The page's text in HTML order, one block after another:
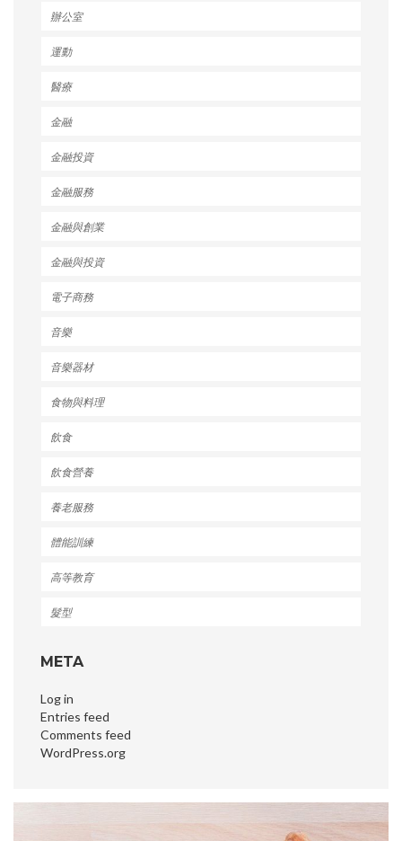
辦公室
運動
醫療
金融
金融投資
金融服務
金融與創業
金融與投資
電子商務
音樂
音樂器材
食物與料理
飲食
飲食營養
養老服務
體能訓練
高等教育
髮型
META
Log in
Entries feed
Comments feed
WordPress.org